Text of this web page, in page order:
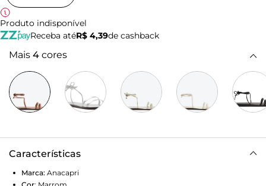
Produto indisponível
Receba atéR$ 4,39de cashback
Mais 4 cores
Características
Marca: Anacapri